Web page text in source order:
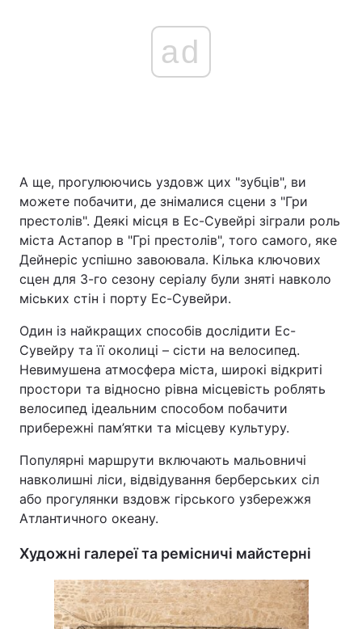
ad
А ще, прогулюючись уздовж цих "зубців", ви
можете побачити, де знімалися сцени з "Гри
престолів". Деякі місця в Ес-Сувейрі зіграли роль
міста Астапор в "Грі престолів", того самого, яке
Дейнеріс успішно завоювала. Кілька ключових
сцен для 3-го сезону серіалу були зняті навколо
міських стін і порту Ес-Сувейри.
Один із найкращих способів дослідити Ес-
Сувейру та її околиці – сісти на велосипед.
Невимушена атмосфера міста, широкі відкриті
простори та відносно рівна місцевість роблять
велосипед ідеальним способом побачити
прибережні пам’ятки та місцеву культуру.
Популярні маршрути включають мальовничі
навколишні ліси, відвідування берберських сіл
або прогулянки вздовж гірського узбережжя
Атлантичного океану.
Художні галереї та ремісничі майстерні